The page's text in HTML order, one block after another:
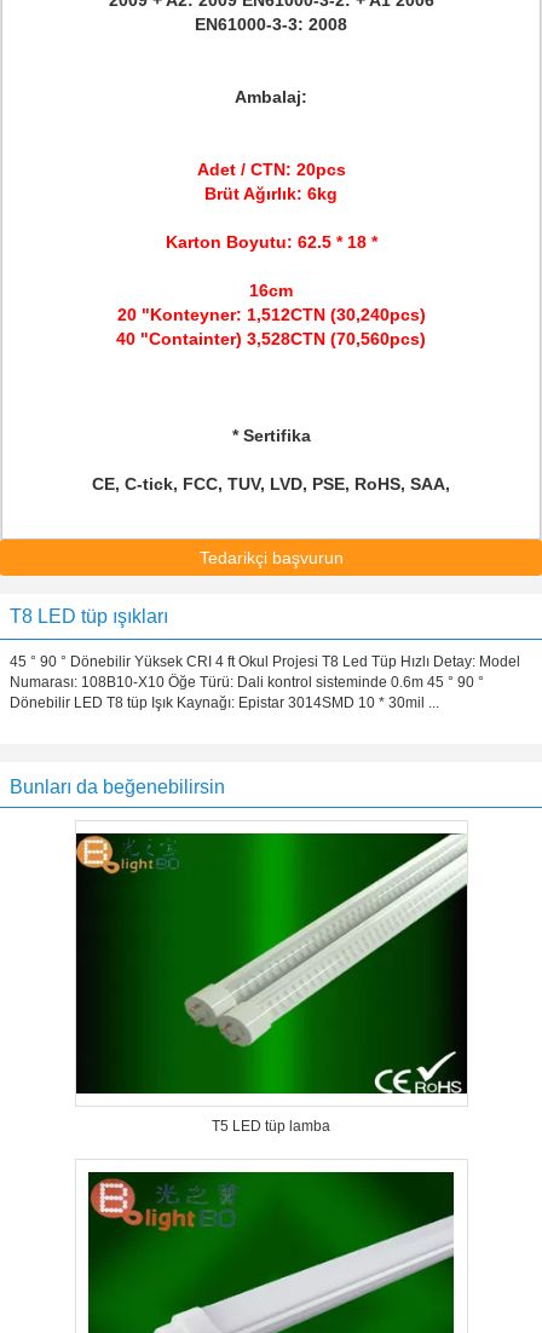
EN61000-3-3: 2008
Ambalaj:
Adet / CTN: 20pcs
Brüt Ağırlık: 6kg
Karton Boyutu: 62.5 * 18 *
16cm
20 "Konteyner: 1,512CTN (30,240pcs)
40 "Containter) 3,528CTN (70,560pcs)
* Sertifika
CE, C-tick, FCC, TUV, LVD, PSE, RoHS, SAA,
Tedarikçi başvurun
T8 LED tüp ışıkları
45 ° 90 ° Dönebilir Yüksek CRI 4 ft Okul Projesi T8 Led Tüp Hızlı Detay: Model
Numarası: 108B10-X10 Öğe Türü: Dali kontrol sisteminde 0.6m 45 ° 90 °
Dönebilir LED T8 tüp Işık Kaynağı: Epistar 3014SMD 10 * 30mil ...
Bunları da beğenebilirsin
T5 LED tüp lamba